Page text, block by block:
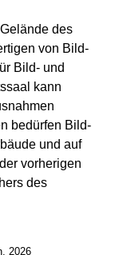
des
von Bild-
Bild- und
kann
bedürfen Bild-
und auf
vorherigen
des
2026